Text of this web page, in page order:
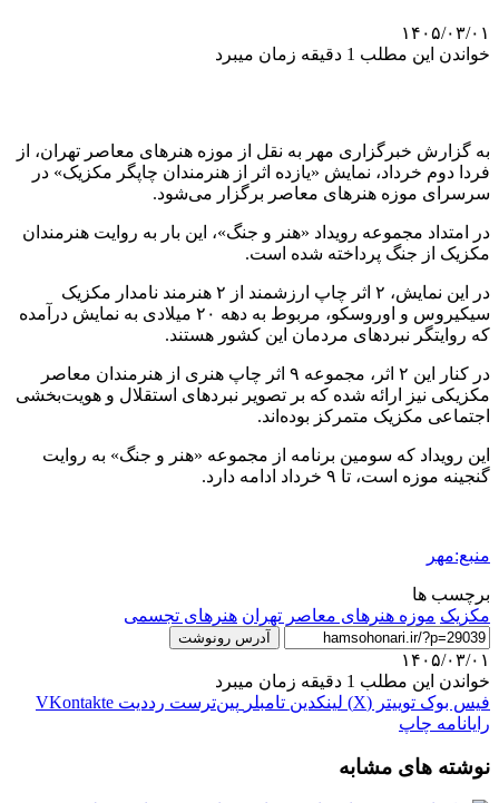
۱۴۰۵/۰۳/۰۱
خواندن این مطلب 1 دقیقه زمان میبرد
به گزارش خبرگزاری مهر به نقل از موزه هنرهای معاصر تهران، از
فردا دوم خرداد، نمایش «یازده اثر از هنرمندان چاپگر مکزیک» در
سرسرای موزه هنرهای معاصر برگزار می‌شود.
در امتداد مجموعه رویداد «هنر و جنگ»، این بار به روایت هنرمندان
مکزیک از جنگ پرداخته شده است.
در این نمایش، ۲ اثر چاپ ارزشمند از ۲ هنرمند نامدار مکزیک
سیکیروس و اوروسکو، مربوط به دهه ۲۰ میلادی به نمایش درآمده
که روایتگر نبردهای مردمان این کشور هستند.
در کنار این ۲ اثر، مجموعه ۹ اثر چاپ هنری از هنرمندان معاصر
مکزیکی نیز ارائه شده که بر تصویر نبردهای استقلال و هویت‌بخشی
اجتماعی مکزیک متمرکز بوده‌اند.
این رویداد که سومین برنامه از مجموعه «هنر و جنگ» به روایت
گنجینه موزه است، تا ۹ خرداد ادامه دارد.
منبع:مهر
برچسب ها
مکزیک موزه هنرهای معاصر تهران هنرهای تجسمی
آدرس رونوشت
۱۴۰۵/۰۳/۰۱
خواندن این مطلب 1 دقیقه زمان میبرد
فیس بوک توییتر (X) لینکدین ‫تامبلر ‫پین‌ترست ‫رددیت ‫VKontakte
رایانامه چاپ
نوشته های مشابه